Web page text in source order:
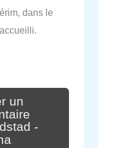
dans le
un
-